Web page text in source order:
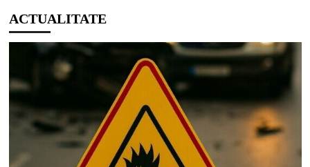
DIICOT a descins în pădure! Un bărbat de 51 de
ani a fost arestat după ce a înființat o cultură
outdoor de marijuana
4
Anchete și investigații
Impact violent cu un cap de pod pe DN 2D. Un
minor a fost rănit în localitatea Valea Sării
Actualitate
ACTUALITATE